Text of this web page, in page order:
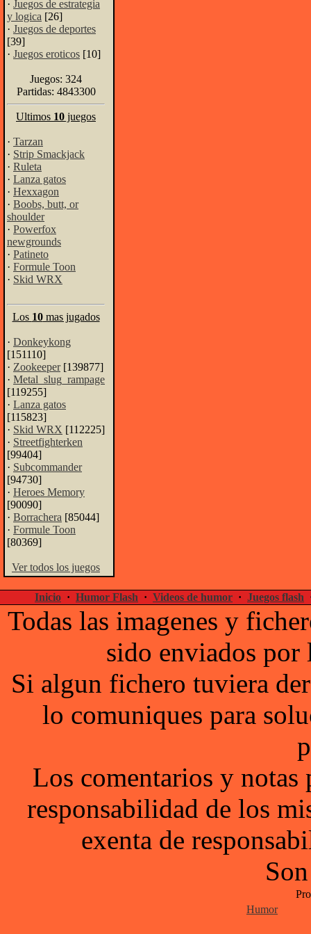
· Juegos de estrategia
y logica [26]
· Juegos de deportes
[39]
· Juegos eroticos [10]
Juegos: 324
Partidas: 4843300
Ultimos 10 juegos
· Tarzan
· Strip Smackjack
· Ruleta
· Lanza gatos
· Hexxagon
· Boobs, butt, or
shoulder
· Powerfox
newgrounds
· Patineto
· Formule Toon
· Skid WRX
Los 10mas jugados
· Donkeykong
[151110]
· Zookeeper[139877]
· Metal_slug_rampage
[119255]
· Lanza gatos
[115823]
· Skid WRX [112225]
· Streetfighterken
[99404]
· Subcommander
[94730]
· Heroes Memory
[90090]
· Borrachera [85044]
· Formule Toon
[80369]
Ver todos los juegos
Inicio · Humor Flash · Videos de humor · Juegos flash
Todas las imagenes y
sido enviados por
Si algun fichero tuviera
lo comuniques para
Los comentarios y notas
responsabilidad de los
exenta de
Humor